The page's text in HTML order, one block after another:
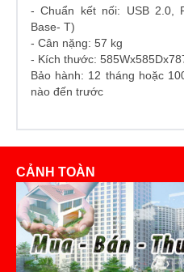
- Chuẩn kết nối: USB 2.0,
Base- T)
- Cân nặng: 57 kg
- Kích thước:
Bảo hành: 12 tháng hoặc
nào đến trước
CẢNH TOÀN